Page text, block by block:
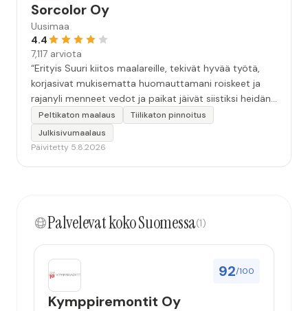
Sorcolor Oy
Uusimaa
4.4
7,117 arviota
“Erityis Suuri kiitos maalareille, tekivät hyvää työtä,
korjasivat mukisematta huomauttamani roiskeet ja
rajanyli menneet vedot ja paikat jäivät siistiksi heidän
lähtönsä jälkeen.”
Peltikaton maalaus
Tiilikaton pinnoitus
Julkisivumaalaus
Päivitetty 5.8.2026
Palvelevat koko Suomessa(1)
92/100
Kymppiremontit Oy